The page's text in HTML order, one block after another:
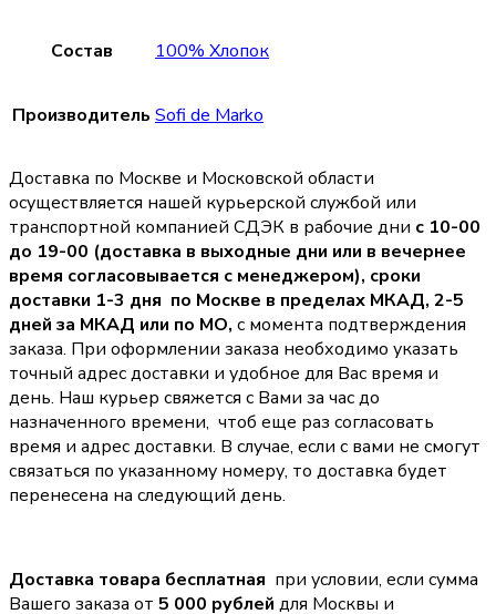
Состав 100% Хлопок
Производитель Sofi de Marko
Доставка по Москве и Московской области
осуществляется нашей курьерской службой или
транспортной компанией СДЭК в рабочие дни с 10-00
до 19-00 (доставка в выходные дни или в вечернее
время согласовывается с менеджером), сроки
доставки 1-3 дня по Москве в пределах МКАД, 2-5
дней за МКАД или по МО, с момента подтверждения
заказа. При оформлении заказа необходимо указать
точный адрес доставки и удобное для Вас время и
день. Наш курьер свяжется с Вами за час до
назначенного времени, чтоб еще раз согласовать
время и адрес доставки. В случае, если с вами не смогут
связаться по указанному номеру, то доставка будет
перенесена на следующий день.
Доставка товара бесплатная при условии, если сумма
Вашего заказа от 5 000 рублей для Москвы и